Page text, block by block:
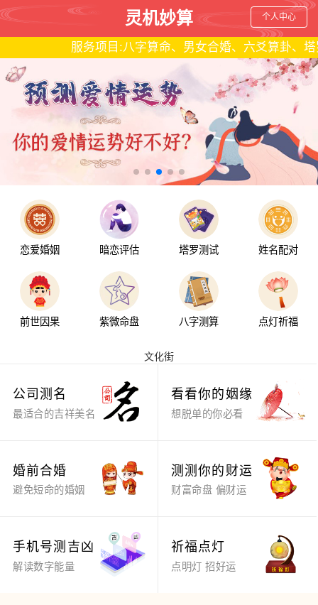
灵机妙算 个人中心
服务项目:八字算命、男女合婚、六爻算卦、塔罗占卜
恋爱婚姻 暗恋评估 塔罗测试 姓名配对
前世因果 紫微命盘 八字测算 点灯祈福
文化街
公司测名
最适合的吉祥美名
看看你的姻缘
想脱单的你必看
婚前合婚
避免短命的婚姻
测测你的财运
财富命盘 偏财运
手机号测吉凶
解读数字能量
祈福点灯
点明灯 招好运